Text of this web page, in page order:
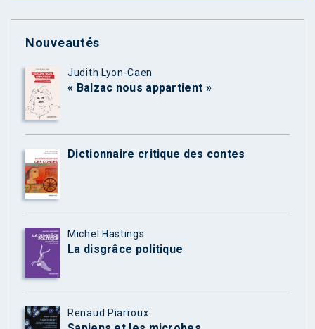
Nouveautés
Judith Lyon-Caen
« Balzac nous appartient »
Dictionnaire critique des contes
Michel Hastings
La disgrâce politique
Renaud Piarroux